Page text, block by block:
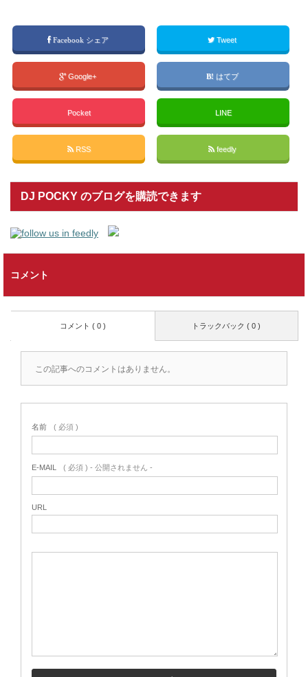
Facebook シェア Tweet
Google+ はてブ
Pocket LINE
RSS feedly
DJ POCKY のブログを購読できます
コメント
トラックバック ( 0 )
コメント ( 0 )
この記事へのコメントはありません。
名前 ( 必須 )
E-MAIL ( 必須 ) - 公開されません -
URL